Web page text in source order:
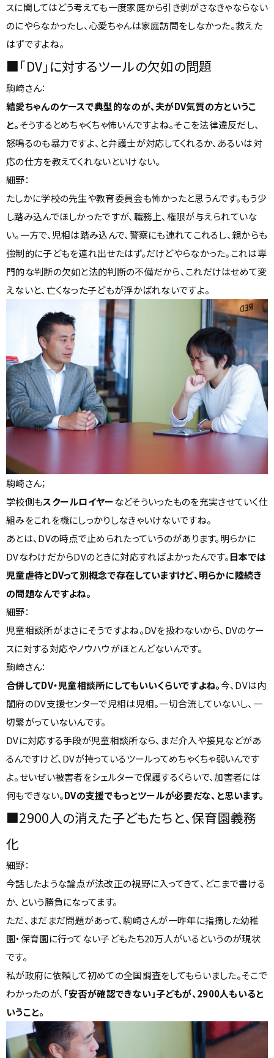
スに関してはどう考えても一度家庭から引き剥がさなきゃならない
のにやらなかったし、心愛ちゃんは家庭訪問をしなかった。救えた
はずですよね。
■「DV」に対するツールの欠如の問題
駒崎さん：
結愛ちゃんのケースで典型的なのが、夫がDV気質の方というこ
と。そうするとめちゃくちゃ怖いんですよね。そこを法律違反だし、
怒鳴るのも暴力ですよ、と弁護士が対応してくれるか、あるいは対
応の仕方を教えてくれないといけない。
細野：
たしかに学校の先生や教育委員会も怖かったと思うんです。もう少
し踏み込んでほしかったですが、職務上、権限が与えられていな
い。一方で、児相は踏み込んで、警察にも連れてこれるし、親からも
強制的に子どもを連れ出せたはず。だけどやらなかった。これは専
門的な判断の欠如と法的判断の不備だから、これだけはせめて変
えないと、亡くなった子どもが浮かばれないですよ。
駒崎さん；
学校側もスクールロイヤーなどそういったものを充実させていく仕
組みをこれを機にしっかりしなきゃいけないですね。
あとは、DVの時点で止められたっていうのがあります。明らかに
DVなわけだからDVのときに対応すればよかったんです。日本では
児童虐待とDVって別概念で存在していますけど、明らかに陸続き
の問題なんですよね。
細野：
児童相談所がまさにそうですよね。DVを扱わないから、DVのケー
スに対する対応やノウハウがほとんどないんです。
駒崎さん：
合併してDV・児童相談所にしてもいいくらいですよね。今、DVは内
閣府のDV支援センターで児相は児相。一切合流していないし、一
切繋がっていないんです。
DVに対応する手段が児童相談所なら、まだ介入や接見などがあ
るんですけど、DVが持っているツールってめちゃくちゃ弱いんです
よ。せいぜい被害者をシェルターで保護するくらいで、加害者には
何もできない。DVの支援でもっとツールが必要だな、と思います。
■2900人の消えた子どもたちと、保育園義務
化
細野：
今話したような論点が法改正の視野に入ってきて、どこまで書ける
か、という勝負になってます。
ただ、まだまだ問題があって、駒崎さんが一昨年に指摘した幼稚
園・保育園に行ってない子どもたち20万人がいるというのが現状
です。
私が政府に依頼して初めての全国調査をしてもらいました。そこで
わかったのが、 「安否が確認できない」子どもが、2900人もいると
いうこと。